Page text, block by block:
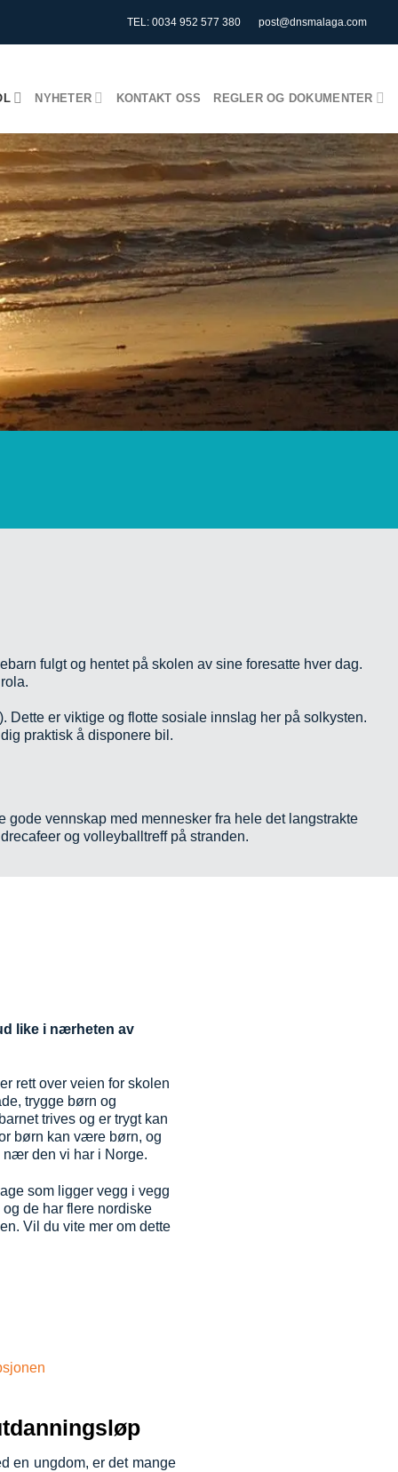
TEL: 0034 952 577 380 post@dnsmalaga.com
NYHETER KONTAKT OSS REGLER OG DOKUMENTER
fulgt og hentet på skolen av sine foresatte hver dag.
Dette er viktige og flotte sosiale innslag her på solkysten.
praktisk å disponere bil.
gode vennskap med mennesker fra hele det langstrakte
og volleyballtreff på stranden.
like i nærheten av
rett over veien for skolen
trygge børn og
trives og er trygt kan
børn kan være børn, og
nær den vi har i Norge.
som ligger vegg i vegg
de har flere nordiske
Vil du vite mer om dette
en ungdom, er det mange